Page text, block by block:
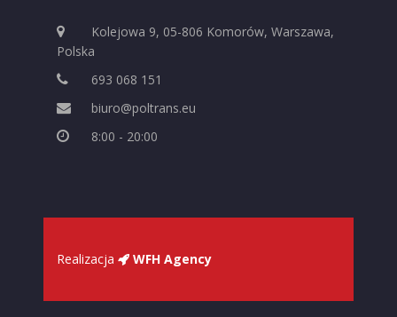
Kolejowa 9, 05-806 Komorów, Warszawa,
Polska
693 068 151
biuro@poltrans.eu
8:00 - 20:00
Realizacja WFH Agency